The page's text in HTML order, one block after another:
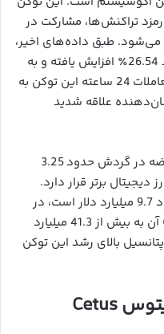
تراکنش‌ها، مشارکت در
طبق داده‌های اخیر،
قیمت SUI در 24 ساعت گذشته حدود 26.54٪ افزایش یافته و به
حدود 3.00 دلار رسیده است. حجم معاملات 24 ساعته این توکن به
که نشان‌دهنده علاقه شدید
SUI با عرضه کل 10 میلیارد توکن و عرضه در گردش حدود 3.25
در رتبه‌بندی بازار در بین 20 ارز دیجیتال برتر قرار دارد.
ارزش کل بازار (Market Cap) آن حدود 9.7 میلیارد دلار است، در
حالی که ارزش کاملاً رقیق‌شده (FDV) آن به بیش از 41.3 میلیارد
بالای رشد این توکن
2. صرافی غیر متمرکز سیتوس Cetus